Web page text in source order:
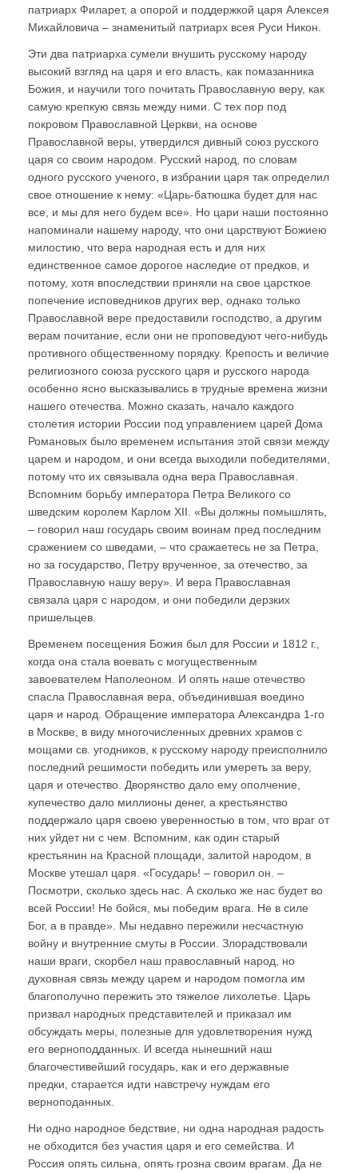
патриарх Филарет, а опорой и поддержкой царя Алексея
Михайловича – знаменитый патриарх всея Руси Никон.
Эти два патриарха сумели внушить русскому народу
высокий взгляд на царя и его власть, как помазанника
Божия, и научили того почитать Православную веру, как
самую крепкую связь между ними. С тех пор под
покровом Православной Церкви, на основе
Православной веры, утвердился дивный союз русского
царя со своим народом. Русский народ, по словам
одного русского ученого, в избрании царя так определил
свое отношение к нему: «Царь-батюшка будет для нас
все, и мы для него будем все». Но цари наши постоянно
напоминали нашему народу, что они царствуют Божиею
милостию, что вера народная есть и для них
единственное самое дорогое наследие от предков, и
потому, хотя впоследствии приняли на свое царсткое
попечение исповедников других вер, однако только
Православной вере предоставили господство, а другим
верам почитание, если они не проповедуют чего-нибудь
противного общественному порядку. Крепость и величие
религиозного союза русского царя и русского народа
особенно ясно высказывались в трудные времена жизни
нашего отечества. Можно сказать, начало каждого
столетия истории России под управлением царей Дома
Романовых было временем испытания этой связи между
царем и народом, и они всегда выходили победителями,
потому что их связывала одна вера Православная.
Вспомним борьбу императора Петра Великого со
шведским королем Карлом XII. «Вы должны помышлять,
– говорил наш государь своим воинам пред последним
сражением со шведами, – что сражаетесь не за Петра,
но за государство, Петру врученное, за отечество, за
Православную нашу веру». И вера Православная
связала царя с народом, и они победили дерзких
пришельцев.
Временем посещения Божия был для России и 1812 г.,
когда она стала воевать с могущественным
завоевателем Наполеоном. И опять наше отечество
спасла Православная вера, объединившая воедино
царя и народ. Обращение императора Александра 1-го
в Москве, в виду многочисленных древних храмов с
мощами св. угодников, к русскому народу преисполнило
последний решимости победить или умереть за веру,
царя и отечество. Дворянство дало ему ополчение,
купечество дало миллионы денег, а крестьянство
поддержало царя своею уверенностью в том, что враг от
них уйдет ни с чем. Вспомним, как один старый
крестьянин на Красной площади, залитой народом, в
Москве утешал царя. «Государь! – говорил он. –
Посмотри, сколько здесь нас. А сколько же нас будет во
всей России! Не бойся, мы победим врага. Не в силе
Бог, а в правде». Мы недавно пережили несчастную
войну и внутренние смуты в России. Злорадствовали
наши враги, скорбел наш православный народ, но
духовная связь между царем и народом помогла им
благополучно пережить это тяжелое лихолетье. Царь
призвал народных представителей и приказал им
обсуждать меры, полезные для удовлетворения нужд
его верноподданных. И всегда нынешний наш
благочестивейший государь, как и его державные
предки, старается идти навстречу нуждам его
верноподанных.
Ни одно народное бедствие, ни одна народная радость
не обходится без участия царя и его семейства. И
Россия опять сильна, опять грозна своим врагам. Да не